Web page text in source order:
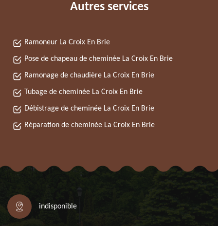
Autres services
Ramoneur La Croix En Brie
Pose de chapeau de cheminée La Croix En Brie
Ramonage de chaudière La Croix En Brie
Tubage de cheminée La Croix En Brie
Débistrage de cheminée La Croix En Brie
Réparation de cheminée La Croix En Brie
indisponible